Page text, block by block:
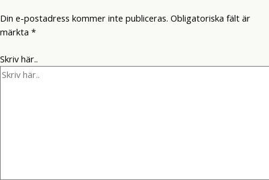
Din e-postadress kommer inte publiceras. Obligatoriska fält är
märkta *
Skriv här..